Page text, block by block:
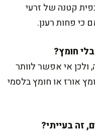
קטנה של זרעי
כי פחות רענן.
ולכן אי אפשר לוותר
אורז או חומץ בלסמי